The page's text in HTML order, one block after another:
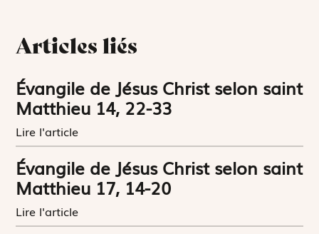
Articles liés
Évangile de Jésus Christ selon saint
Matthieu 14, 22-33
Lire l'article
Évangile de Jésus Christ selon saint
Matthieu 17, 14-20
Lire l'article